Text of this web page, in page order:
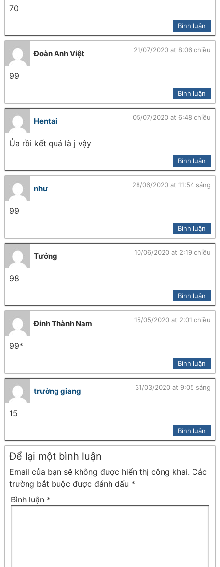
70
Bình luận
Đoàn Anh Việt 21/07/2020 at 8:06 chiều
99
Bình luận
Hentai 05/07/2020 at 6:48 chiều
Ủa rồi kết quả là j vậy
Bình luận
như 28/06/2020 at 11:54 sáng
99
Bình luận
Tưởng 10/06/2020 at 2:19 chiều
98
Bình luận
Đinh Thành Nam 15/05/2020 at 2:01 chiều
99*
Bình luận
trường giang 31/03/2020 at 9:05 sáng
15
Bình luận
Để lại một bình luận
Email của bạn sẽ không được hiển thị công khai. Các
trường bắt buộc được đánh dấu *
Bình luận *